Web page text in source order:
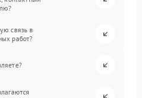
связь в
работ?